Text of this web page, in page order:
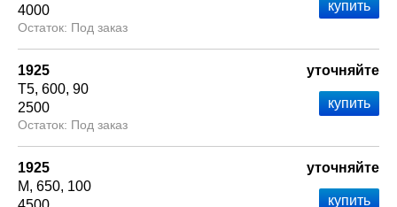
4000
Под заказ
1925
Т5 600 90
2500
Под заказ
уточняйте
1925
М 650 100
уточняйте